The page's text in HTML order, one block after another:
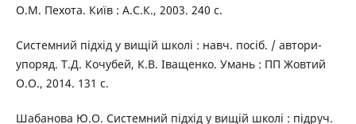
О.М. Пехота. Київ : А.С.К., 2003. 240 с.
Системний підхід у вищій школі : навч. посіб. / автори-
упоряд. Т.Д. Кочубей, К.В. Іващенко. Умань : ПП Жовтий
О.О., 2014. 131 с.
Шабанова Ю.О. Системний підхід у вищій школі : підруч.